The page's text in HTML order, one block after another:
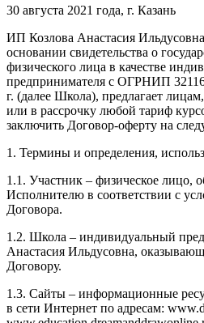
30 августа 2021 года, г. Казань
ИП Козлова Анастасия
основании свидетельства о
физического лица в качестве
предпринимателя с ОГРНИП
г. (далее Школа), предлагает
или в рассрочку любой тариф
заключить Договор-оферту на
1. Термины и определения,
1.1. Участник – физическое лицо,
Исполнителю в соответствии с
Договора.
1.2. Школа – индивидуальный
Анастасия Ильдусовна,
Договору.
1.3. Сайты – информационные
в сети Интернет по адресам: